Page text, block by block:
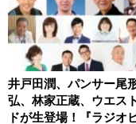
井戸田潤、パンサー尾
弘、林家正蔵、ウエス
ドが生登場！『ラジオ